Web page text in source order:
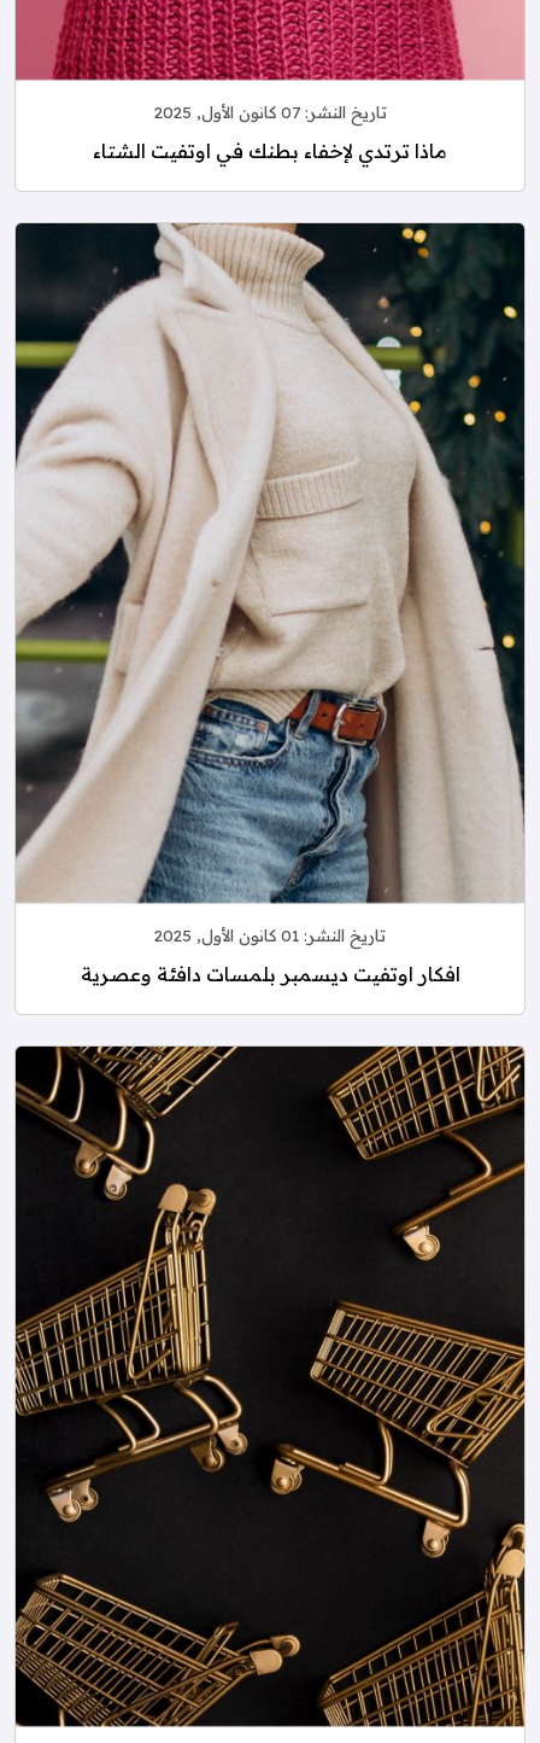
تاريخ النشر:07 كانون الأول, 2025
ماذا ترتدي لإخفاء بطنك في اوتفيت الشتاء
تاريخ النشر: 01 كانون الأول, 2025
افكار اوتفيت ديسمبر بلمسات دافئة وعصرية